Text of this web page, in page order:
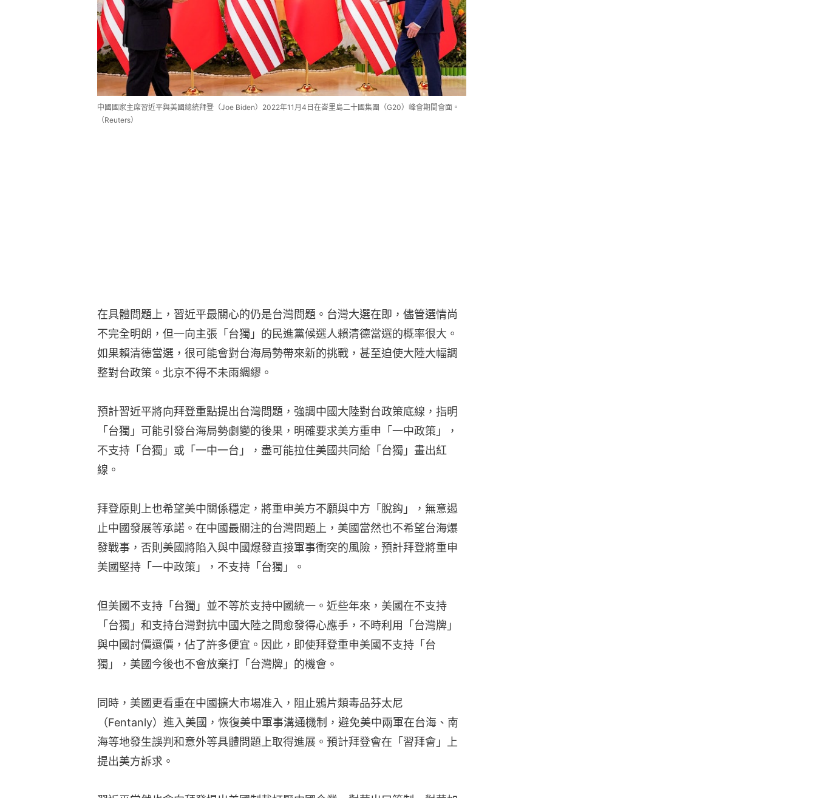
中國國家主席習近平與美國總統拜登（Joe Biden）2022年11月4日在峇里島二十國集團（G20）峰會期間會面。
（Reuters）
在具體問題上，習近平最關心的仍是台灣問題。台灣大選在即，儘管選情尚
不完全明朗，但一向主張「台獨」的民進黨候選人賴清德當選的概率很大。
如果賴清德當選，很可能會對台海局勢帶來新的挑戰，甚至迫使大陸大幅調
整對台政策。北京不得不未雨綢繆。
預計習近平將向拜登重點提出台灣問題，強調中國大陸對台政策底線，指明
「台獨」可能引發台海局勢劇變的後果，明確要求美方重申「一中政策」，
不支持「台獨」或「一中一台」，盡可能拉住美國共同給「台獨」畫出紅
線。
拜登原則上也希望美中關係穩定，將重申美方不願與中方「脫鈎」，無意遏
止中國發展等承諾。在中國最關注的台灣問題上，美國當然也不希望台海爆
發戰事，否則美國將陷入與中國爆發直接軍事衝突的風險，預計拜登將重申
美國堅持「一中政策」，不支持「台獨」。
但美國不支持「台獨」並不等於支持中國統一。近些年來，美國在不支持
「台獨」和支持台灣對抗中國大陸之間愈發得心應手，不時利用「台灣牌」
與中國討價還價，佔了許多便宜。因此，即使拜登重申美國不支持「台
獨」，美國今後也不會放棄打「台灣牌」的機會。
同時，美國更看重在中國擴大市場准入，阻止鴉片類毒品芬太尼
（Fentanly）進入美國，恢復美中軍事溝通機制，避免美中兩軍在台海、南
海等地發生誤判和意外等具體問題上取得進展。預計拜登會在「習拜會」上
提出美方訴求。